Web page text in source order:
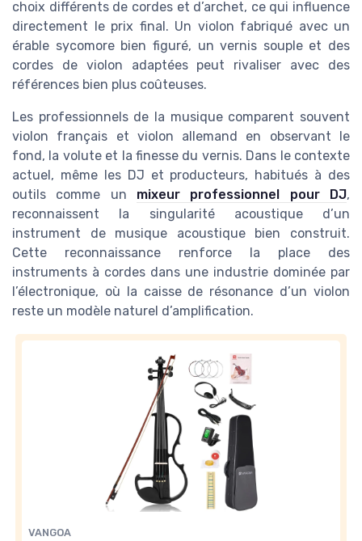
choix différents de cordes et d’archet, ce qui influence
directement le prix final. Un violon fabriqué avec un
érable sycomore bien figuré, un vernis souple et des
cordes de violon adaptées peut rivaliser avec des
références bien plus coûteuses.
Les professionnels de la musique comparent souvent
violon français et violon allemand en observant le
fond, la volute et la finesse du vernis. Dans le contexte
actuel, même les DJ et producteurs, habitués à des
outils comme un mixeur professionnel pour DJ,
reconnaissent la singularité acoustique d’un
instrument de musique acoustique bien construit.
Cette reconnaissance renforce la place des
instruments à cordes dans une industrie dominée par
l’électronique, où la caisse de résonance d’un violon
reste un modèle naturel d’amplification.
VANGOA